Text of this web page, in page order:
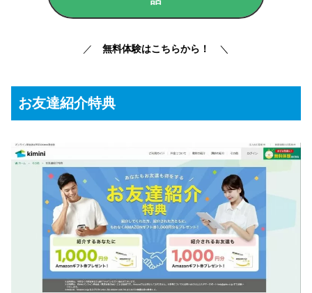
／ 無料体験はこちらから！ ＼
お友達紹介特典